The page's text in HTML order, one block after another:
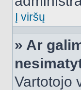
Į viršų
» Ar
Vartotojo